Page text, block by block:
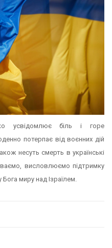
усвідомлює біль і горе
потерпає від воєнних дій
несуть смерть в українські
висловлюємо підтримку
миру над Ізраїлем.